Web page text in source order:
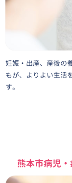
妊娠・出産、産後の
もが、よりよい生活
す。
熊本市病児